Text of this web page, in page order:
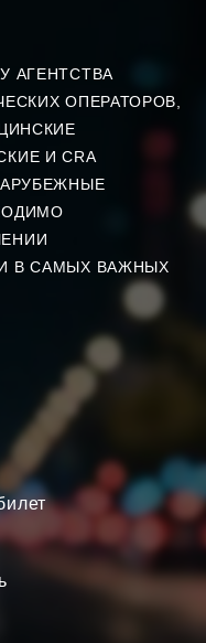
АГЕНТСТВА
ОПЕРАТОРОВ,
И CRA
В САМЫХ ВАЖНЫХ